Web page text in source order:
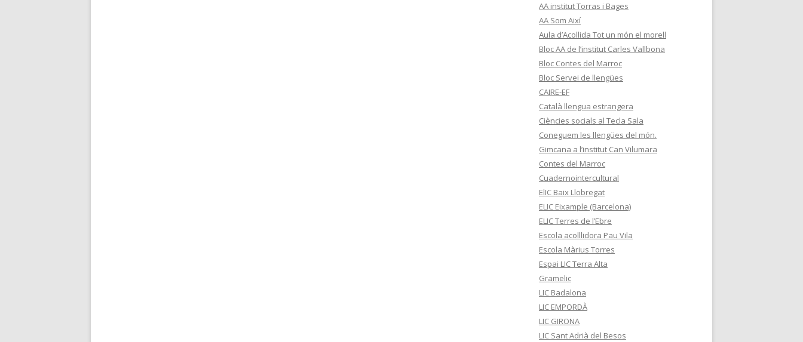
AA institut Torras i Bages
AA Som Així
Aula d’Acollida Tot un món el morell
Bloc AA de l’institut Carles Vallbona
Bloc Contes del Marroc
Bloc Servei de llengües
CAIRE-EF
Català llengua estrangera
Ciències socials al Tecla Sala
Coneguem les llengües del món.
Gimcana a l’institut Can Vilumara
Contes del Marroc
Cuadernointercultural
ElIC Baix Llobregat
ELIC Eixample (Barcelona)
ELIC Terres de l’Ebre
Escola acolllidora Pau Vila
Escola Màrius Torres
Espai LIC Terra Alta
Gramelic
LIC Badalona
LIC EMPORDÀ
LIC GIRONA
LIC Sant Adrià del Besos